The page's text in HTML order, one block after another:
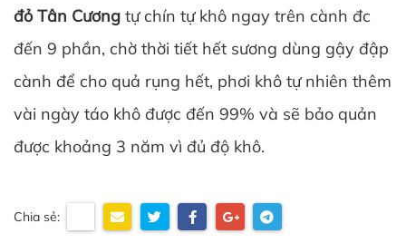
đỏ Tân Cương tự chín tự khô ngay trên cành đc
đến 9 phần, chờ thời tiết hết sương dùng gậy đập
cành để cho quả rụng hết, phơi khô tự nhiên thêm
vài ngày táo khô được đến 99% và sẽ bảo quản
được khoảng 3 năm vì đủ độ khô.
Chia sẻ: